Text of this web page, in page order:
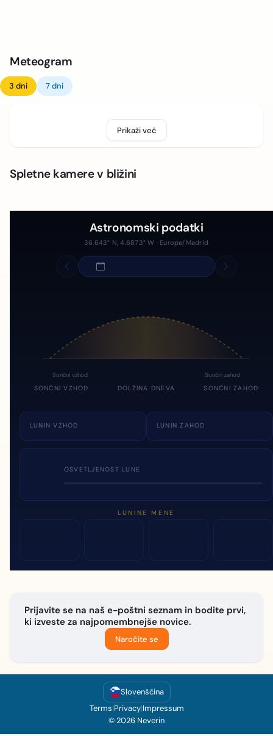
Meteogram
3 dni 7 dni
Prikaži več
Spletne kamere v bližini
Astronomski podatki
36.643° N, 4.6873° W · Europe/Madrid
Sončni vzhod Sončni zahod
SONČNI VZHOD DOLŽINA DNEVA SONČNI ZAHOD
LUNIN VZHOD LUNIN ZAHOD
OSVETLJENOST LUNE
LUNINE MENE
Prijavite se na naš e-poštni seznam in bodite prvi,
ki izveste za najpomembnejše novice.
Naročite se
Slovenščina
Terms|Privacy|Impressum
© 2026 Neverin